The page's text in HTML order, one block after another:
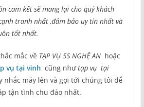
cam kết sẽ mang lại cho quý khách
tranh nhất ,đảm bảo uy tín nhất và
tốt nhất.
mắc về TẠP VỤ 5S NGHỆ AN hoặc
vụ tại vinh cũng nhưtạp vụ tại
nhắc máy lên và gọi tới chúng tôi để
tận tình chu đáo nhất.